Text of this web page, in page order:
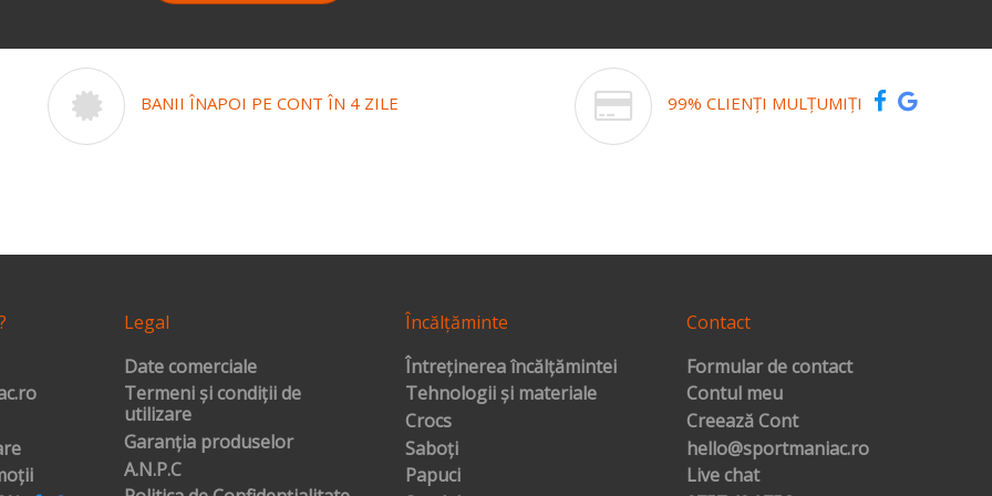
BANII ÎNAPOI PE CONT ÎN 4 ZILE 99% CLIENȚI MULȚUMIȚI
Legal
Date comerciale
Termeni și condiții de
utilizare
Garanția produselor
A.N.P.C
Încălțăminte
Întreținerea încălțămintei
Tehnologii și materiale
Crocs
Saboți
Papuci
Contact
Formular de contact
Contul meu
Creează Cont
hello@sportmaniac.ro
Live chat